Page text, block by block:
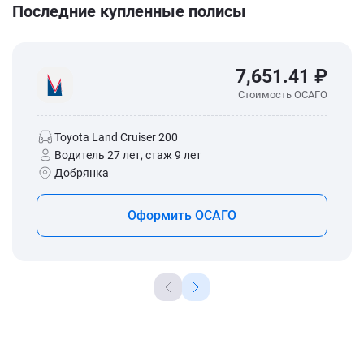
Последние купленные полисы
7,651.41 ₽
Стоимость ОСАГО
Toyota Land Cruiser 200
Водитель 27 лет, стаж 9 лет
Добрянка
Оформить ОСАГО